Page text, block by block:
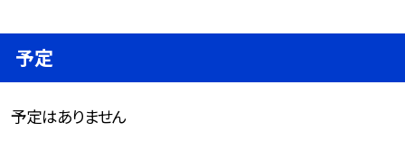
予定
予定はありません